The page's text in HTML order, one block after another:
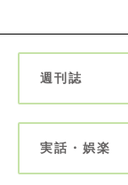
週刊誌
実話・娯楽